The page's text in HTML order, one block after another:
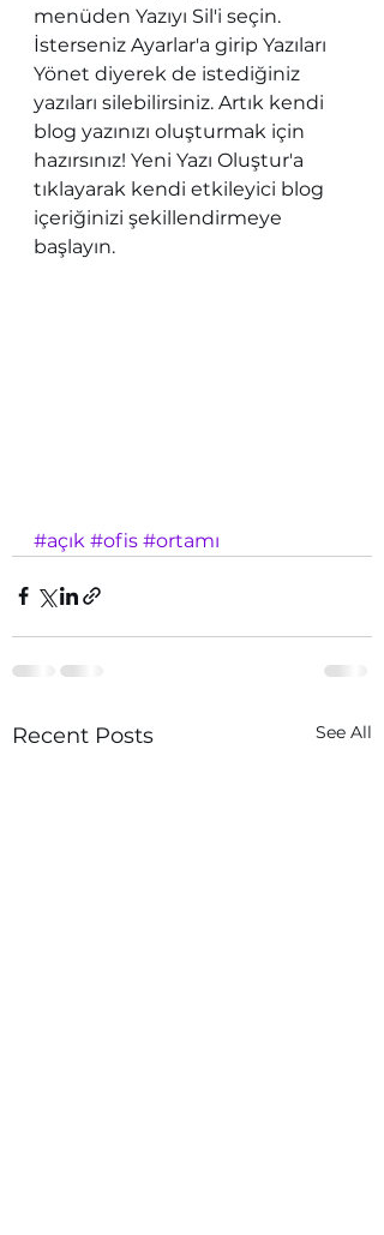
menüden Yazıyı Sil'i seçin.
İsterseniz Ayarlar'a girip Yazıları
Yönet diyerek de istediğiniz
yazıları silebilirsiniz. Artık kendi
blog yazınızı oluşturmak için
hazırsınız! Yeni Yazı Oluştur'a
tıklayarak kendi etkileyici blog
içeriğinizi şekillendirmeye
başlayın.
#açık #ofis #ortamı
Recent Posts See All